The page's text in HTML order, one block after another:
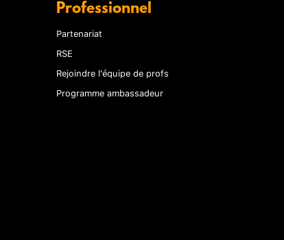
Professionnel
Partenariat
RSE
Rejoindre l'équipe de profs
Programme ambassadeur